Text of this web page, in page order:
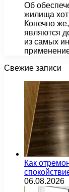
Об
жилища
Конечно
являются
из самых
Свежие записи
Как
06.08.2026